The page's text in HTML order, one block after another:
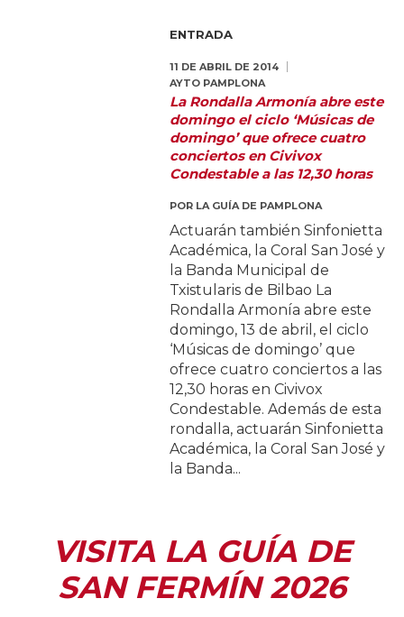
ENTRADA
11 DE ABRIL DE 2014
AYTO PAMPLONA
La Rondalla Armonía abre este
domingo el ciclo ‘Músicas de
domingo’ que ofrece cuatro
conciertos en Civivox
Condestable a las 12,30 horas
POR LA GUÍA DE PAMPLONA
Actuarán también Sinfonietta
Académica, la Coral San José y
la Banda Municipal de
Txistularis de Bilbao La
Rondalla Armonía abre este
domingo, 13 de abril, el ciclo
‘Músicas de domingo’ que
ofrece cuatro conciertos a las
12,30 horas en Civivox
Condestable. Además de esta
rondalla, actuarán Sinfonietta
Académica, la Coral San José y
la Banda...
VISITA LA GUÍA DE
SAN FERMÍN 2026